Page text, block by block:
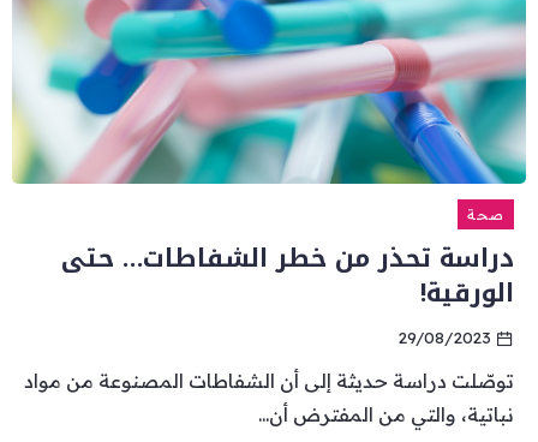
صحة
دراسة تحذر من خطر الشفاطات… حتى
الورقية!
29/08/2023
توصّلت دراسة حديثة إلى أن الشفاطات المصنوعة من مواد
نباتية، والتي من المفترض أن...